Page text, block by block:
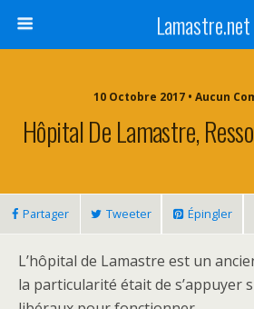
Lamastre.net
10 Octobre 2017 • Aucun
Hôpital De Lamastre,
Partager Tweeter Épingler
L’hôpital de Lamastre est un
la particularité était de s’appuyer